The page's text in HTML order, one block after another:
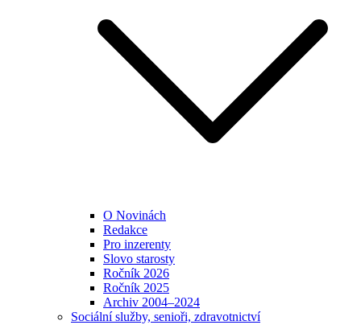
O Novinách
Redakce
Pro inzerenty
Slovo starosty
Ročník 2026
Ročník 2025
Archiv 2004–2024
Sociální služby, senioři, zdravotnictví